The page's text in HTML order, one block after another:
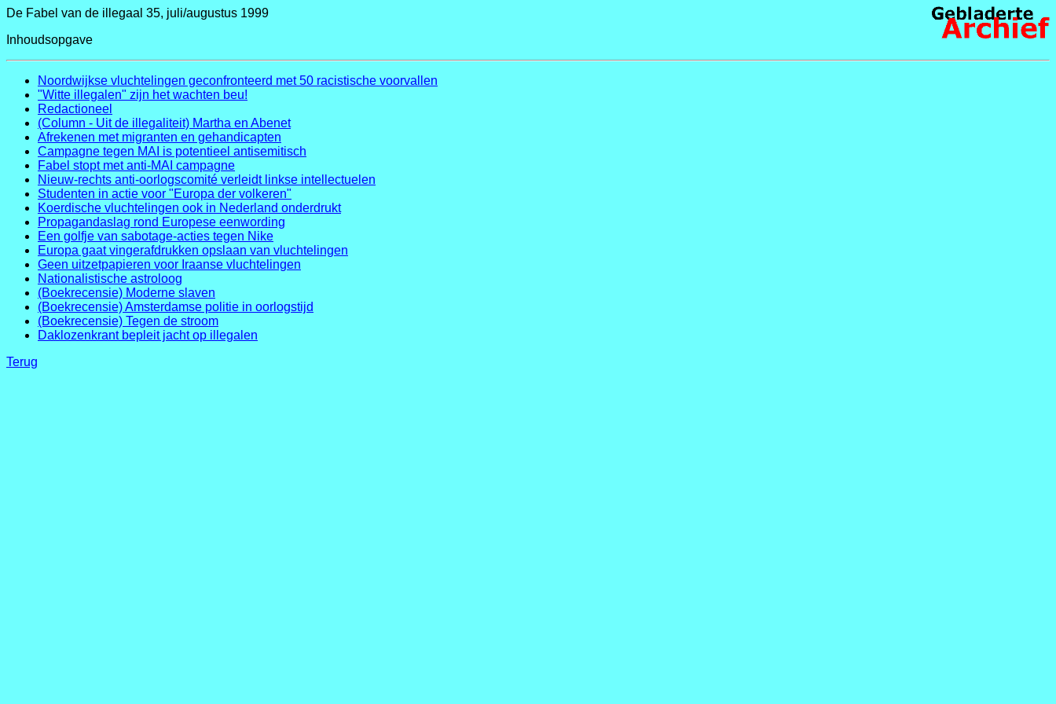
De Fabel van de illegaal 35, juli/augustus 1999
Inhoudsopgave
Noordwijkse vluchtelingen geconfronteerd met 50 racistische voorvallen
"Witte illegalen" zijn het wachten beu!
Redactioneel
(Column - Uit de illegaliteit) Martha en Abenet
Afrekenen met migranten en gehandicapten
Campagne tegen MAI is potentieel antisemitisch
Fabel stopt met anti-MAI campagne
Nieuw-rechts anti-oorlogscomité verleidt linkse intellectuelen
Studenten in actie voor "Europa der volkeren"
Koerdische vluchtelingen ook in Nederland onderdrukt
Propagandaslag rond Europese eenwording
Een golfje van sabotage-acties tegen Nike
Europa gaat vingerafdrukken opslaan van vluchtelingen
Geen uitzetpapieren voor Iraanse vluchtelingen
Nationalistische astroloog
(Boekrecensie) Moderne slaven
(Boekrecensie) Amsterdamse politie in oorlogstijd
(Boekrecensie) Tegen de stroom
Daklozenkrant bepleit jacht op illegalen
Terug